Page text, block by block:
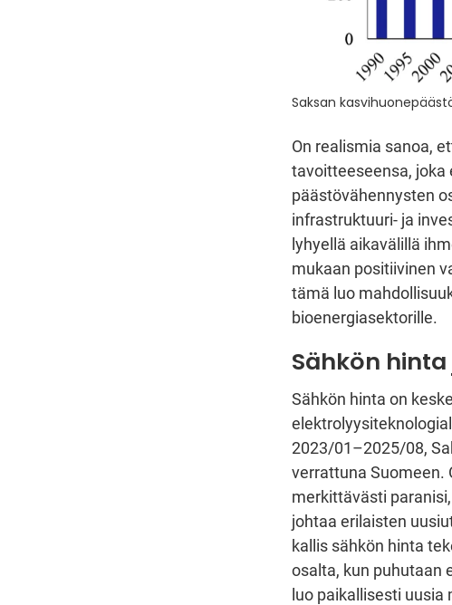
Saksan
On realismia sanoa,
tavoitteeseensa,
päästövähennysten
infrastruktuuri- ja
lyhyellä aikavälillä
mukaan positiivinen
tämä luo
bioenergiasektorille.
Sähkön
Sähkön hinta on
2023/01–2025/08,
verrattuna Suomeen.
merkittävästi
johtaa erilaisten
kallis sähkön hinta
osalta, kun puhutaan
luo paikallisesti